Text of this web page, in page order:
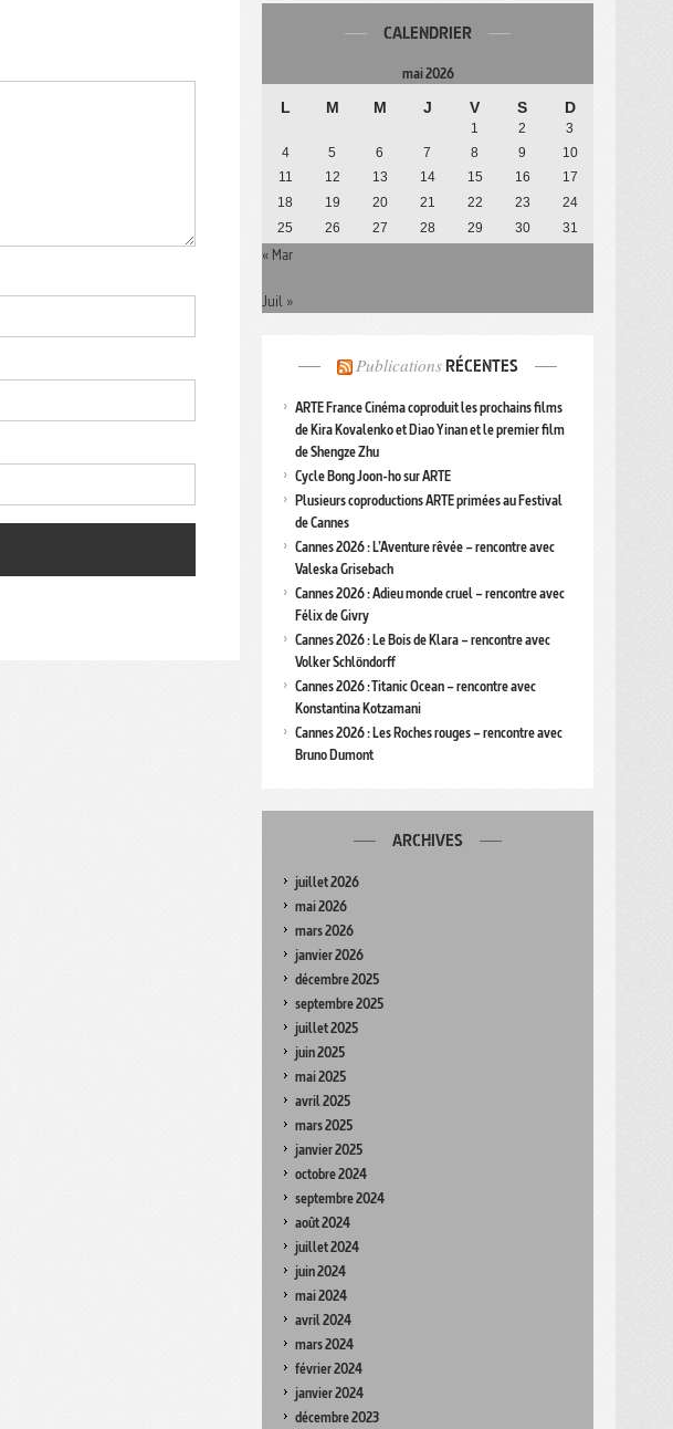
CALENDRIER
mai 2026
L M M J V S D
1 2
3
4
5 6 7 8 9
10
11
12 13 14 15 16
17
18
19 20 21 22 23
24
25
26 27 28 29 30 31
« Mar
Juil »
Publications RÉCENTES
ARTE France Cinéma coproduit les prochains films
de Kira Kovalenko et Diao Yinan et le premier film
de Shengze Zhu
Cycle Bong Joon-ho sur ARTE
Plusieurs coproductions ARTE primées au Festival
de Cannes
Cannes 2026 : L’Aventure rêvée – rencontre avec
Valeska Grisebach
Cannes 2026 : Adieu monde cruel – rencontre avec
Félix de Givry
Cannes 2026 : Le Bois de Klara – rencontre avec
Volker Schlöndorff
Cannes 2026 : Titanic Ocean – rencontre avec
Konstantina Kotzamani
Cannes 2026 : Les Roches rouges – rencontre avec
Bruno Dumont
ARCHIVES
juillet 2026
mai 2026
mars 2026
janvier 2026
décembre 2025
septembre 2025
juillet 2025
juin 2025
mai 2025
avril 2025
mars 2025
janvier 2025
octobre 2024
septembre 2024
août 2024
juillet 2024
juin 2024
mai 2024
avril 2024
mars 2024
février 2024
janvier 2024
décembre 2023